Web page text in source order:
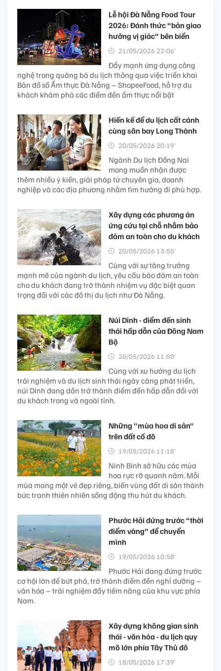
Lễ hội Đà Nẵng Food Tour
2026: Đánh thức “bản giao
hưởng vị giác” bên biển
21/05/2026 22:06’
Đẩy mạnh ứng dụng công
nghệ trong quảng bá du lịch thông qua việc triển khai
Bản đồ số Ẩm thực Đà Nẵng – ShopeeFood, hỗ trợ du
khách khám phá các điểm đến ẩm thực nổi bật
Hiến kế để du lịch cất cánh
cùng sân bay Long Thành
20/05/2026 20:19’
Ngành Du lịch Đồng Nai
mong muốn nhận được
thêm nhiều ý kiến, giải pháp từ chuyên gia, doanh
nghiệp và các địa phương nhằm tìm hướng đi phù hợp.
Xây dựng các phương án
ứng cứu tại chỗ nhằm bảo
đảm an toàn cho du khách
20/05/2026 13:55’
Cùng với sự tăng trưởng
mạnh mẽ của ngành du lịch, yêu cầu bảo đảm an toàn
cho du khách đang trở thành nhiệm vụ đặc biệt quan
trọng đối với các đô thị du lịch như Đà Nẵng.
Núi Dinh - điểm đến sinh
thái hấp dẫn của Đông Nam
Bộ
20/05/2026 11:50’
Cùng với xu hướng du lịch
trải nghiệm và du lịch sinh thái ngày càng phát triển,
núi Dinh đang dần trở thành điểm đến hấp dẫn đối với
du khách trong và ngoài tỉnh.
Những "mùa hoa di sản"
trên đất cố đô
19/05/2026 11:18’
Ninh Bình sở hữu các mùa
hoa rực rỡ quanh năm. Mỗi
mùa mang một vẻ đẹp riêng, biến vùng đất di sản thành
bức tranh thiên nhiên sống động thu hút du khách.
Phước Hải đứng trước “thời
điểm vàng” để chuyển
mình
19/05/2026 10:58’
Phước Hải đang đứng trước
cơ hội lớn để bứt phá, trở thành điểm đến nghỉ dưỡng –
văn hóa – trải nghiệm đầy tiềm năng của khu vực phía
Nam.
Xây dựng không gian sinh
thái - văn hóa - du lịch quy
mô lớn phía Tây Thủ đô
18/05/2026 17:39’